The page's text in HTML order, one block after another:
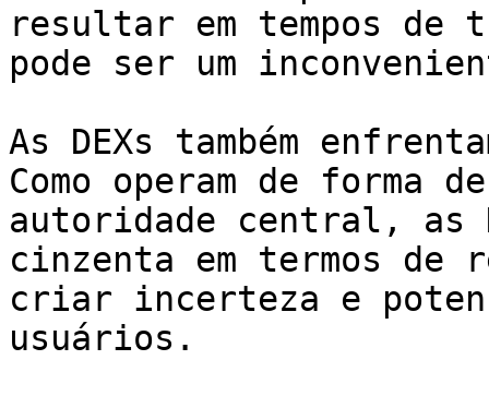
resultar em tempos de
pode ser um
As DEXs também
Como operam de forma
autoridade central, as
cinzenta em termos de
criar incerteza e
usuários.